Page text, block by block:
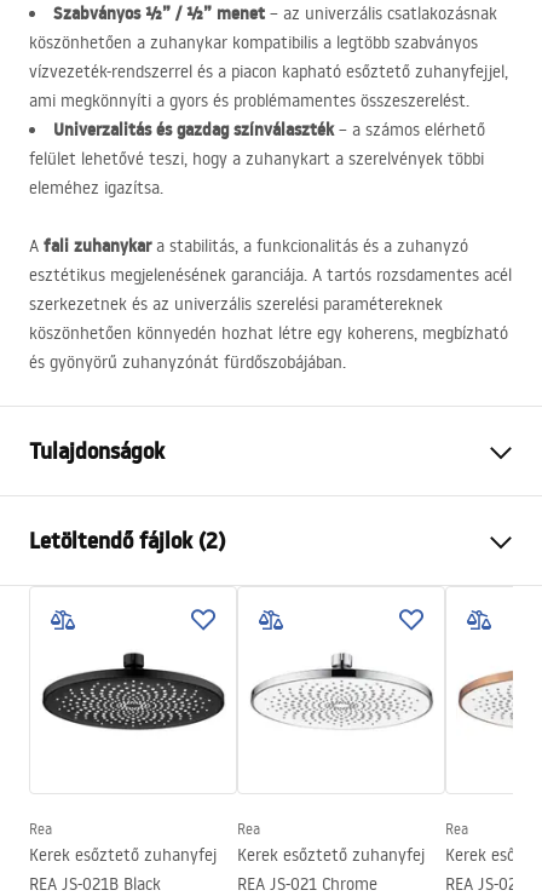
Szabványos ½” / ½” menet – az univerzális csatlakozásnak
köszönhetően a zuhanykar kompatibilis a legtöbb szabványos
vízvezeték-rendszerrel és a piacon kapható esőztető zuhanyfejjel,
ami megkönnyíti a gyors és problémamentes összeszerelést.
Univerzalitás és gazdag színválaszték– a számos elérhető
felület lehetővé teszi, hogy a zuhanykart a szerelvények többi
eleméhez igazítsa.
A fali zuhanykara stabilitás, a funkcionalitás és a zuhanyzó
esztétikus megjelenésének garanciája. A tartós rozsdamentes acél
szerkezetnek és az univerzális szerelési paramétereknek
köszönhetően könnyedén hozhat létre egy koherens, megbízható
és gyönyörű zuhanyzónát fürdőszobájában.
Tulajdonságok
Anyag
Felszerelés
Csavarozható
Szélesség
395
Magasság
100mm
Mélység
20mm
Letöltendő fájlok (2)
Pielęgnacja.pdf
Garanciális feltételek
Rea
Kerek esőztető zuhanyfej
REA JS-021B Black
Rea
Kerek esőztető zuhanyfej
REA JS-021 Chrome
Rea
Kerek
REA JS-